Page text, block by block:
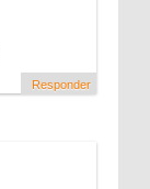
Responder